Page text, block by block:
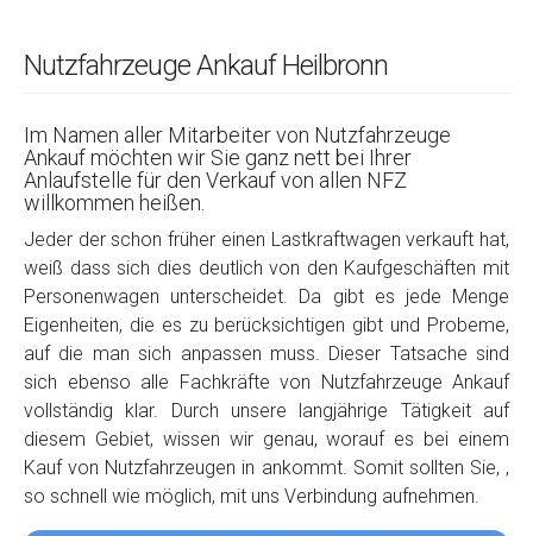
Nutzfahrzeuge Ankauf Heilbronn
Im Namen aller Mitarbeiter von Nutzfahrzeuge
Ankauf möchten wir Sie ganz nett bei Ihrer
Anlaufstelle für den Verkauf von allen NFZ
willkommen heißen.
Jeder der schon früher einen Lastkraftwagen verkauft hat,
weiß dass sich dies deutlich von den Kaufgeschäften mit
Personenwagen unterscheidet. Da gibt es jede Menge
Eigenheiten, die es zu berücksichtigen gibt und Probeme,
auf die man sich anpassen muss. Dieser Tatsache sind
sich ebenso alle Fachkräfte von Nutzfahrzeuge Ankauf
vollständig klar. Durch unsere langjährige Tätigkeit auf
diesem Gebiet, wissen wir genau, worauf es bei einem
Kauf von Nutzfahrzeugen in ankommt. Somit sollten Sie, ,
so schnell wie möglich, mit uns Verbindung aufnehmen.